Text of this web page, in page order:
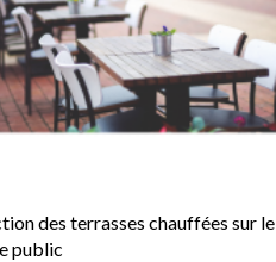
des terrasses chauffées sur le
public